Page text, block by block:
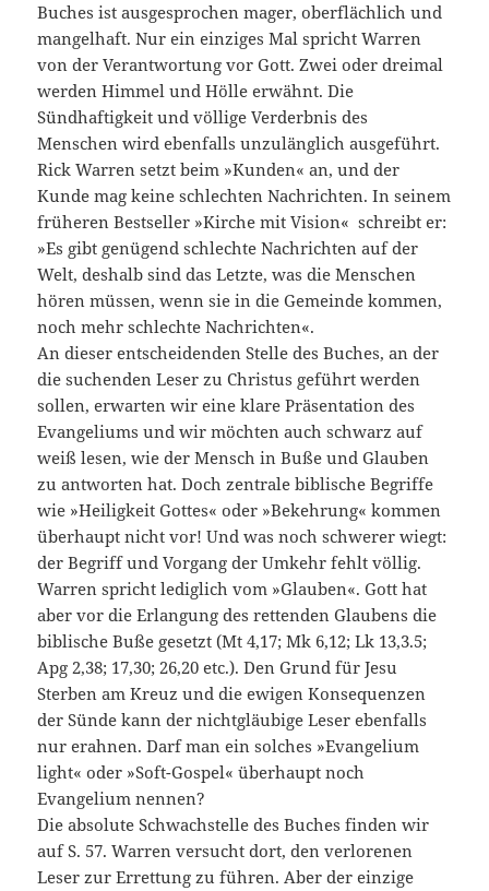
Buches ist ausgesprochen mager, oberflächlich und
mangelhaft. Nur ein einziges Mal spricht Warren
von der Verantwortung vor Gott. Zwei oder dreimal
werden Himmel und Hölle erwähnt. Die
Sündhaftigkeit und völlige Verderbnis des
Menschen wird ebenfalls unzulänglich ausgeführt.
Rick Warren setzt beim »Kunden« an, und der
Kunde mag keine schlechten Nachrichten. In seinem
früheren Bestseller »Kirche mit Vision« schreibt er:
»Es gibt genügend schlechte Nachrichten auf der
Welt, deshalb sind das Letzte, was die Menschen
hören müssen, wenn sie in die Gemeinde kommen,
noch mehr schlechte Nachrichten«.
An dieser entscheidenden Stelle des Buches, an der
die suchenden Leser zu Christus geführt werden
sollen, erwarten wir eine klare Präsentation des
Evangeliums und wir möchten auch schwarz auf
weiß lesen, wie der Mensch in Buße und Glauben
zu antworten hat. Doch zentrale biblische Begriffe
wie »Heiligkeit Gottes« oder »Bekehrung« kommen
überhaupt nicht vor! Und was noch schwerer wiegt:
der Begriff und Vorgang der Umkehr fehlt völlig.
Warren spricht lediglich vom »Glauben«. Gott hat
aber vor die Erlangung des rettenden Glaubens die
biblische Buße gesetzt (Mt 4,17; Mk 6,12; Lk 13,3.5;
Apg 2,38; 17,30; 26,20 etc.). Den Grund für Jesu
Sterben am Kreuz und die ewigen Konsequenzen
der Sünde kann der nichtgläubige Leser ebenfalls
nur erahnen. Darf man ein solches »Evangelium
light« oder »Soft-Gospel« überhaupt noch
Evangelium nennen?
Die absolute Schwachstelle des Buches finden wir
auf S. 57. Warren versucht dort, den verlorenen
Leser zur Errettung zu führen. Aber der einzige